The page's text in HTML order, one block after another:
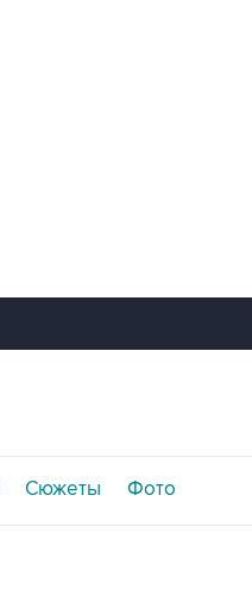
Сюжеты Фото